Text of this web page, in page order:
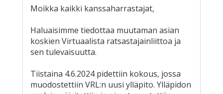
Moikka kaikki kanssaharrastajat,
Haluaisimme tiedottaa muutaman asian
koskien Virtuaalista ratsastajainliittoa ja
sen tulevaisuutta.
Tiistaina 4.6.2024 pidettiin kokous, jossa
muodostettiin VRL:n uusi ylläpito. Ylläpidon